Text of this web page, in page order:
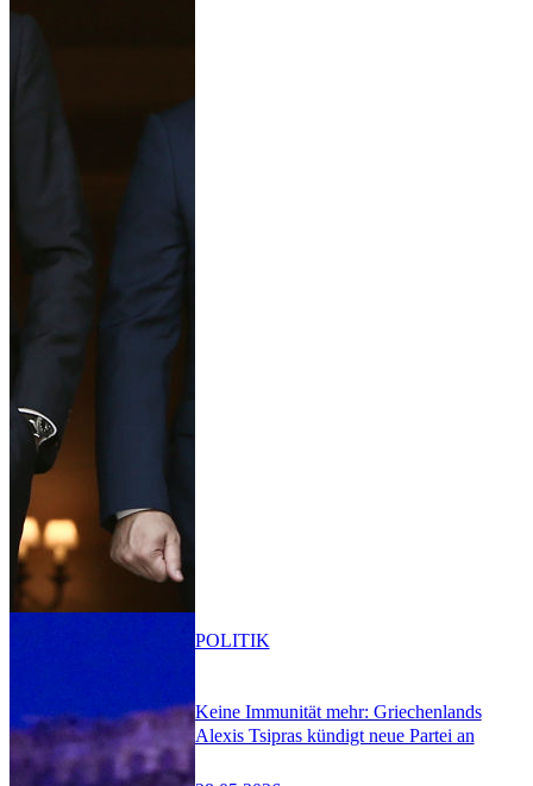
Keine Immunität mehr: Griechenlands
Alexis Tsipras kündigt neue Partei an
POLITIK